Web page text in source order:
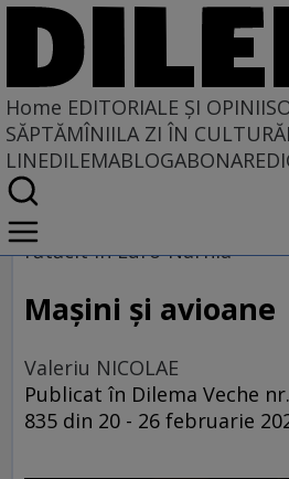
Home EDITORIALE ȘI OPINII
SĂPTĂMÎNIILA ZI ÎN CULTURĂ
LINEDILEMABLOGABONARE
Home
EDITORIALE ȘI OPINII
rătăcit în Euro-Narnia
Mașini și avioane
Valeriu NICOLAE
Publicat în Dilema Veche nr.
835 din 20 - 26 februarie